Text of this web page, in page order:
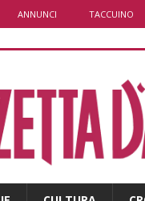
ANNUNCI TACCUINO